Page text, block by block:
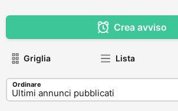
Crea avviso
Griglia Lista
Ordinare